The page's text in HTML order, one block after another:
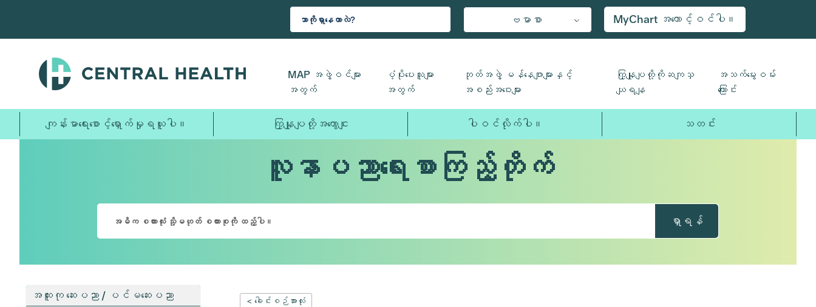
သို့
ပါ။
ဗမာစာ MyChart အကောင့်ဝင်ပါ။
MAP အဖွဲ့ဝင်များ
အတွက်
ပံ့ပိုးပေးသူများ
အတွက်
ဘုတ်အဖွဲ့ မန်နေဂျာများနှင့်
အစည်းအဝေးများ
ကြှနျုပျတို့ကိုဆကျသှ
ယျရနျ
အသက်မွေးဝမ်း
ကြောင်း
ကျန်းမာရေးစောင့်ရှောက်မှုရယူပါ။ ကြှနျုပျတို့အကွောငျး ပါဝင်လိုက်ပါ။ သတင်း
လူနာပညာရေးစာကြည့်တိုက်
ရှာရန်
အထူးကု ဆေးပညာ / ပင်မဆေးပညာ
< ခေါင်းစဉ်အားလုံး